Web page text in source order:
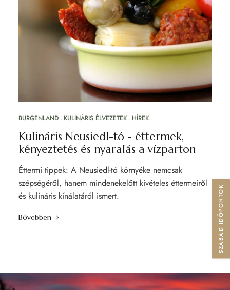
BURGENLAND KULINÁRIS ÉLVEZETEK HÍREK
Kulináris Neusiedl-tó - éttermek,
kényeztetés és nyaralás a vízparton
Éttermi tippek: A Neusiedl-tó környéke nemcsak
szépségéről, hanem mindenekelőtt kivételes éttermeiről
és kulináris kínálatáról ismert.
Bővebben SZABAD IDŐPONTOK